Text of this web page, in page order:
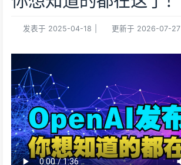
发表于 2025-04-18 更新于 2026-07-27